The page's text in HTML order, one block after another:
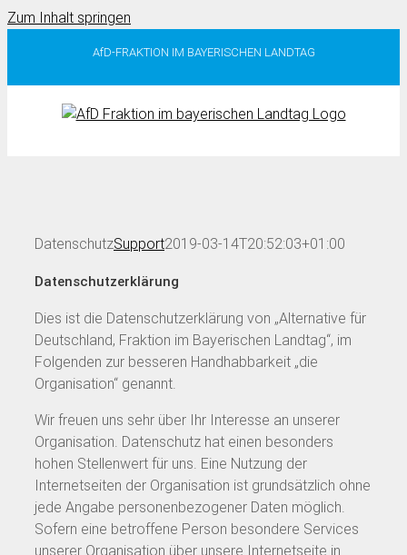
Zum Inhalt springen
AfD-FRAKTION IM BAYERISCHEN LANDTAG
DatenschutzSupport2019-03-14T20:52:03+01:00
Datenschutzerklärung
Dies ist die Datenschutzerklärung von „Alternative für
Deutschland, Fraktion im Bayerischen Landtag“, im
Folgenden zur besseren Handhabbarkeit „die
Organisation“ genannt.
Wir freuen uns sehr über Ihr Interesse an unserer
Organisation. Datenschutz hat einen besonders
hohen Stellenwert für uns. Eine Nutzung der
Internetseiten der Organisation ist grundsätzlich ohne
jede Angabe personenbezogener Daten möglich.
Sofern eine betroffene Person besondere Services
unserer Organisation über unsere Internetseite in